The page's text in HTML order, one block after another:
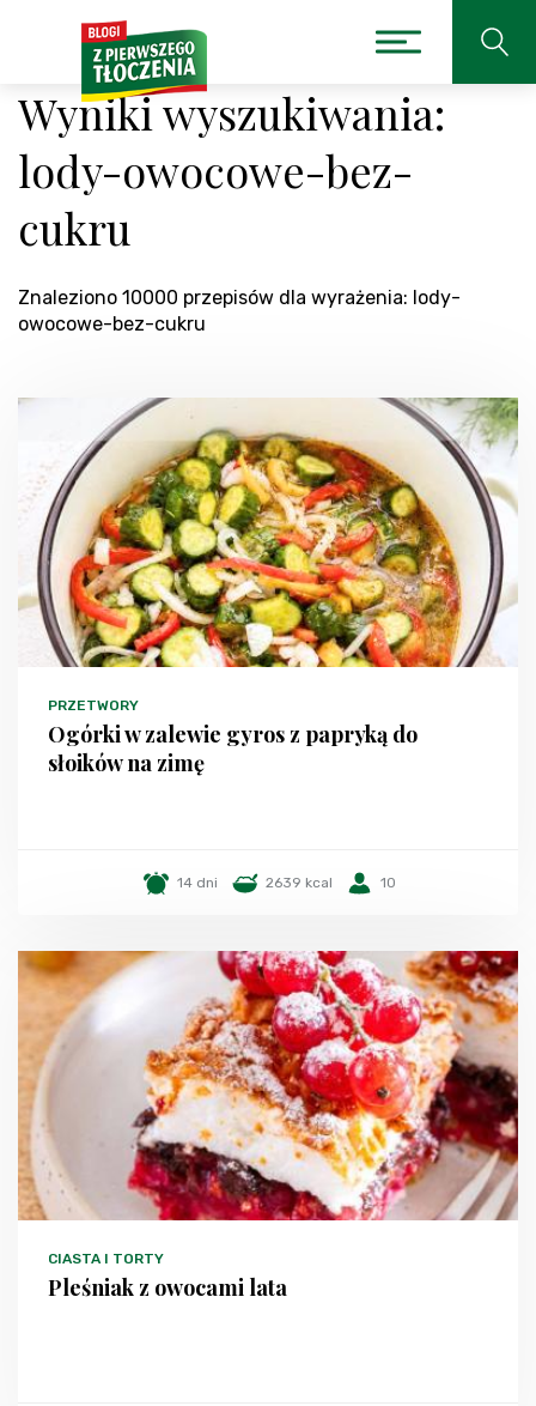
Wyniki wyszukiwania:
lody-owocowe-bez-
cukru
Znaleziono 10000 przepisów dla wyrażenia: lody-
owocowe-bez-cukru
PRZETWORY
Ogórki w zalewie gyros z papryką do
słoików na zimę
14 dni 2639 kcal 10
CIASTA I TORTY
Pleśniak z owocami lata